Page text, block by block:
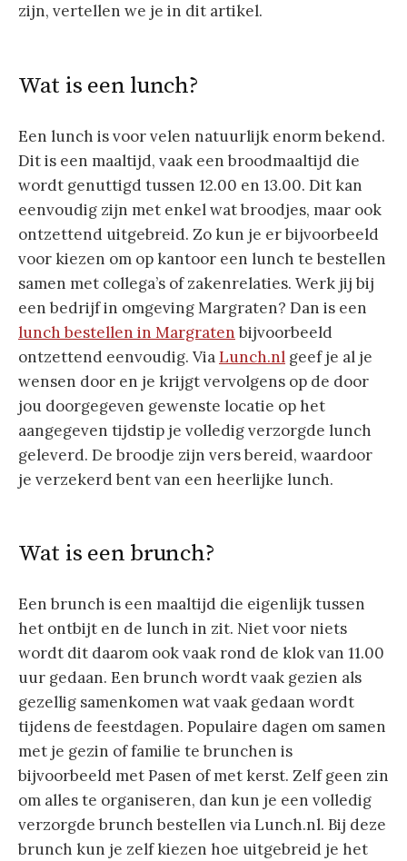
zijn, vertellen we je in dit artikel.
Wat is een lunch?
Een lunch is voor velen natuurlijk enorm bekend.
Dit is een maaltijd, vaak een broodmaaltijd die
wordt genuttigd tussen 12.00 en 13.00. Dit kan
eenvoudig zijn met enkel wat broodjes, maar ook
ontzettend uitgebreid. Zo kun je er bijvoorbeeld
voor kiezen om op kantoor een lunch te bestellen
samen met collega’s of zakenrelaties. Werk jij bij
een bedrijf in omgeving Margraten? Dan is een
lunch bestellen in Margraten bijvoorbeeld
ontzettend eenvoudig. ViaLunch.nl geef je al je
wensen door en je krijgt vervolgens op de door
jou doorgegeven gewenste locatie op het
aangegeven tijdstip je volledig verzorgde lunch
geleverd. De broodje zijn vers bereid, waardoor
je verzekerd bent van een heerlijke lunch.
Wat is een brunch?
Een brunch is een maaltijd die eigenlijk tussen
het ontbijt en de lunch in zit. Niet voor niets
wordt dit daarom ook vaak rond de klok van 11.00
uur gedaan. Een brunch wordt vaak gezien als
gezellig samenkomen wat vaak gedaan wordt
tijdens de feestdagen. Populaire dagen om samen
met je gezin of familie te brunchen is
bijvoorbeeld met Pasen of met kerst. Zelf geen zin
om alles te organiseren, dan kun je een volledig
verzorgde brunch bestellen via Lunch.nl. Bij deze
brunch kun je zelf kiezen hoe uitgebreid je het